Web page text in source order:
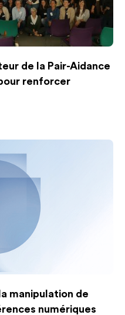
de la Pair-Aidance
renforcer
manipulation de
numériques